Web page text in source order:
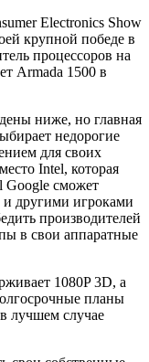
Electronics Show
крупной победе в
процессоров на
Armada 1500 в
ниже, но главная
недорогие
для своих
Intel, которая
Google сможет
и другими игроками
производителей
в свои аппаратные
1080P 3D, а
планы
лучшем случае